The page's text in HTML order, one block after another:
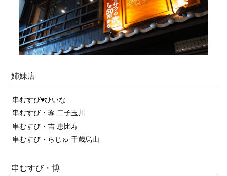
姉妹店
串むすび♥ひいな
串むすび・琢 二子玉川
串むすび・吉 恵比寿
串むすび・らじゅ 千歳烏山
串むすび・博